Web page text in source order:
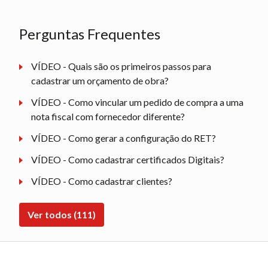
Perguntas Frequentes
VÍDEO - Quais são os primeiros passos para
cadastrar um orçamento de obra?
VÍDEO - Como vincular um pedido de compra a uma
nota fiscal com fornecedor diferente?
VÍDEO - Como gerar a configuração do RET?
VÍDEO - Como cadastrar certificados Digitais?
VÍDEO - Como cadastrar clientes?
Ver todos (111)